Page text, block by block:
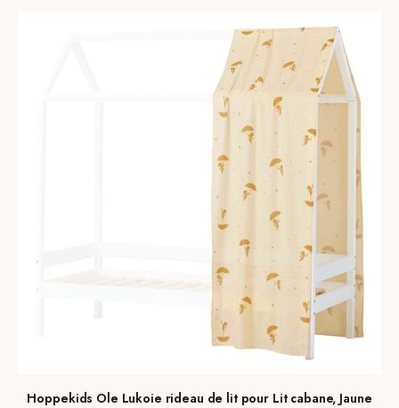
Hoppekids Ole Lukoie rideau de lit pour Lit cabane, Jaune